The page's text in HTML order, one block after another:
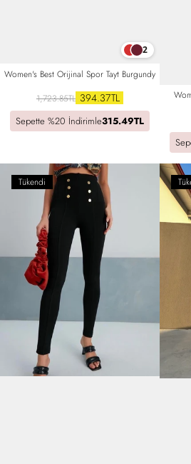
2
Women's Best Orijinal Spor Tayt Burgundy
1,723.85TL 394.37TL
Sepette %20 İndirimle315.49TL
Tükendi